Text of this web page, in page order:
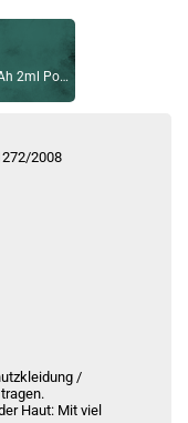
System Grün
2008
/
Haut: Mit viel